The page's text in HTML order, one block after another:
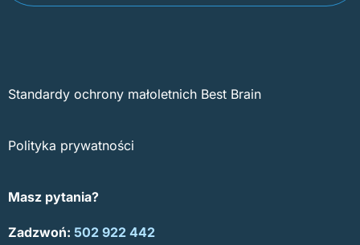
Standardy ochrony małoletnich Best Brain
Polityka prywatności
Masz pytania?
Zadzwoń: 502 922 442